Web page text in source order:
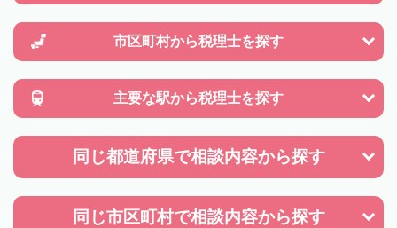
市区町村から税理士を探す
主要な駅から税理士を探す
同じ都道府県で相談内容から探す
同じ市区町村で相談内容から探す